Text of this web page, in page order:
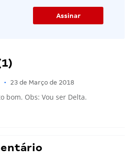
• 23 de Março de 2018
bom. Obs: Vou ser Delta.